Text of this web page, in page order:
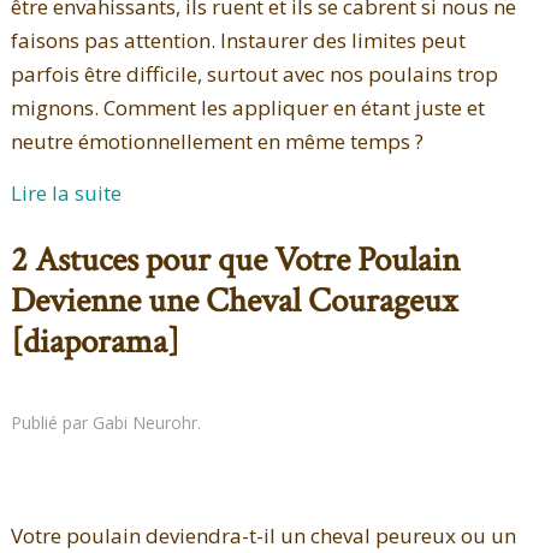
être envahissants, ils ruent et ils se cabrent si nous ne
faisons pas attention. Instaurer des limites peut
parfois être difficile, surtout avec nos poulains trop
mignons. Comment les appliquer en étant juste et
neutre émotionnellement en même temps ?
Lire la suite
2 Astuces pour que Votre Poulain
Devienne une Cheval Courageux
[diaporama]
Publié par Gabi Neurohr.
Votre poulain deviendra-t-il un cheval peureux ou un